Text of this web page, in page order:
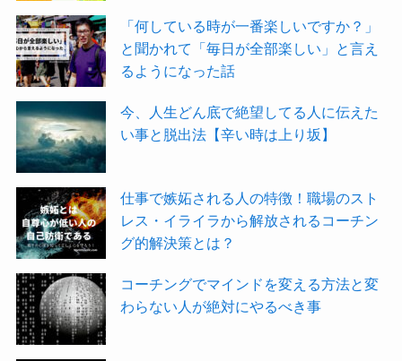
「何している時が一番楽しいですか？」
と聞かれて「毎日が全部楽しい」と言え
るようになった話
今、人生どん底で絶望してる人に伝えた
い事と脱出法【辛い時は上り坂】
仕事で嫉妬される人の特徴！職場のスト
レス・イライラから解放されるコーチン
グ的解決策とは？
コーチングでマインドを変える方法と変
わらない人が絶対にやるべき事